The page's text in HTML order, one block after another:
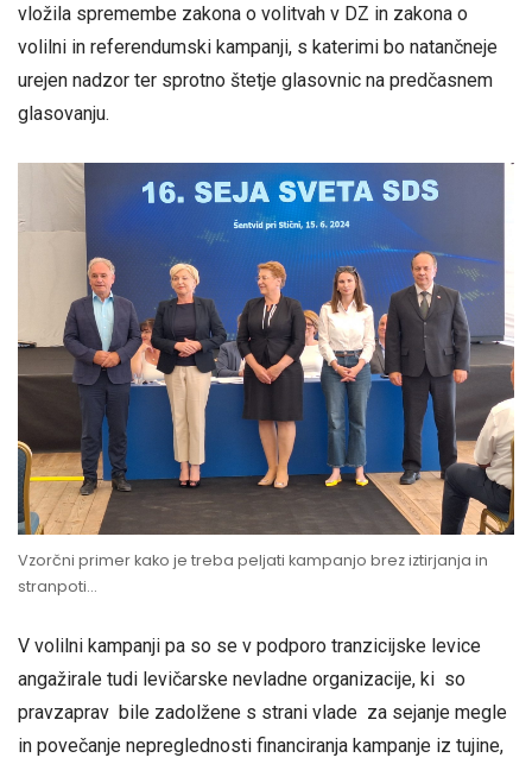
vložila spremembe zakona o volitvah v DZ in zakona o
volilni in referendumski kampanji, s katerimi bo natančneje
urejen nadzor ter sprotno štetje glasovnic na predčasnem
glasovanju.
Vzorčni primer kako je treba peljati kampanjo brez iztirjanja in
stranpoti…
V volilni kampanji pa so se v podporo tranzicijske levice
angažirale tudi levičarske nevladne organizacije, ki so
pravzaprav bile zadolžene s strani vlade za sejanje megle
in povečanje nepreglednosti financiranja kampanje iz tujine,